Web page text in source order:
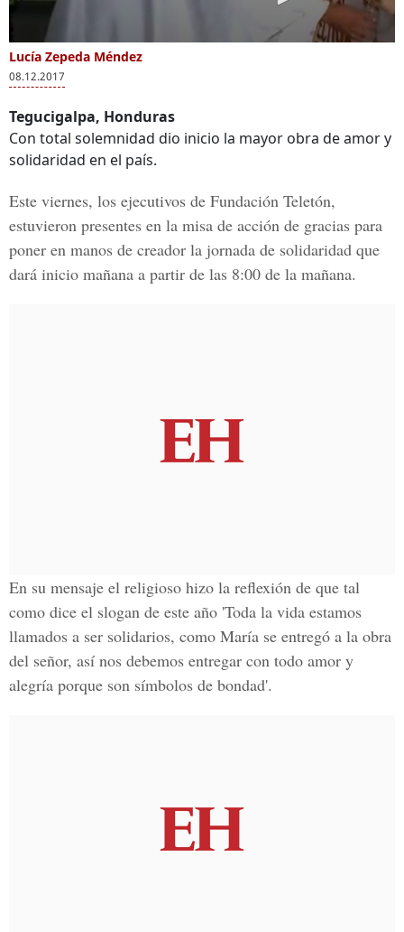
Lucía Zepeda Méndez
08.12.2017
Tegucigalpa, Honduras
Con total solemnidad dio inicio la mayor obra de amor y
solidaridad en el país.
Este viernes, los ejecutivos de Fundación Teletón,
estuvieron presentes en la misa de acción de gracias para
poner en manos de creador la jornada de solidaridad que
dará inicio mañana a partir de las 8:00 de la mañana.
En su mensaje el religioso hizo la reflexión de que tal
como dice el slogan de este año 'Toda la vida estamos
llamados a ser solidarios, como María se entregó a la obra
del señor, así nos debemos entregar con todo amor y
alegría porque son símbolos de bondad'.